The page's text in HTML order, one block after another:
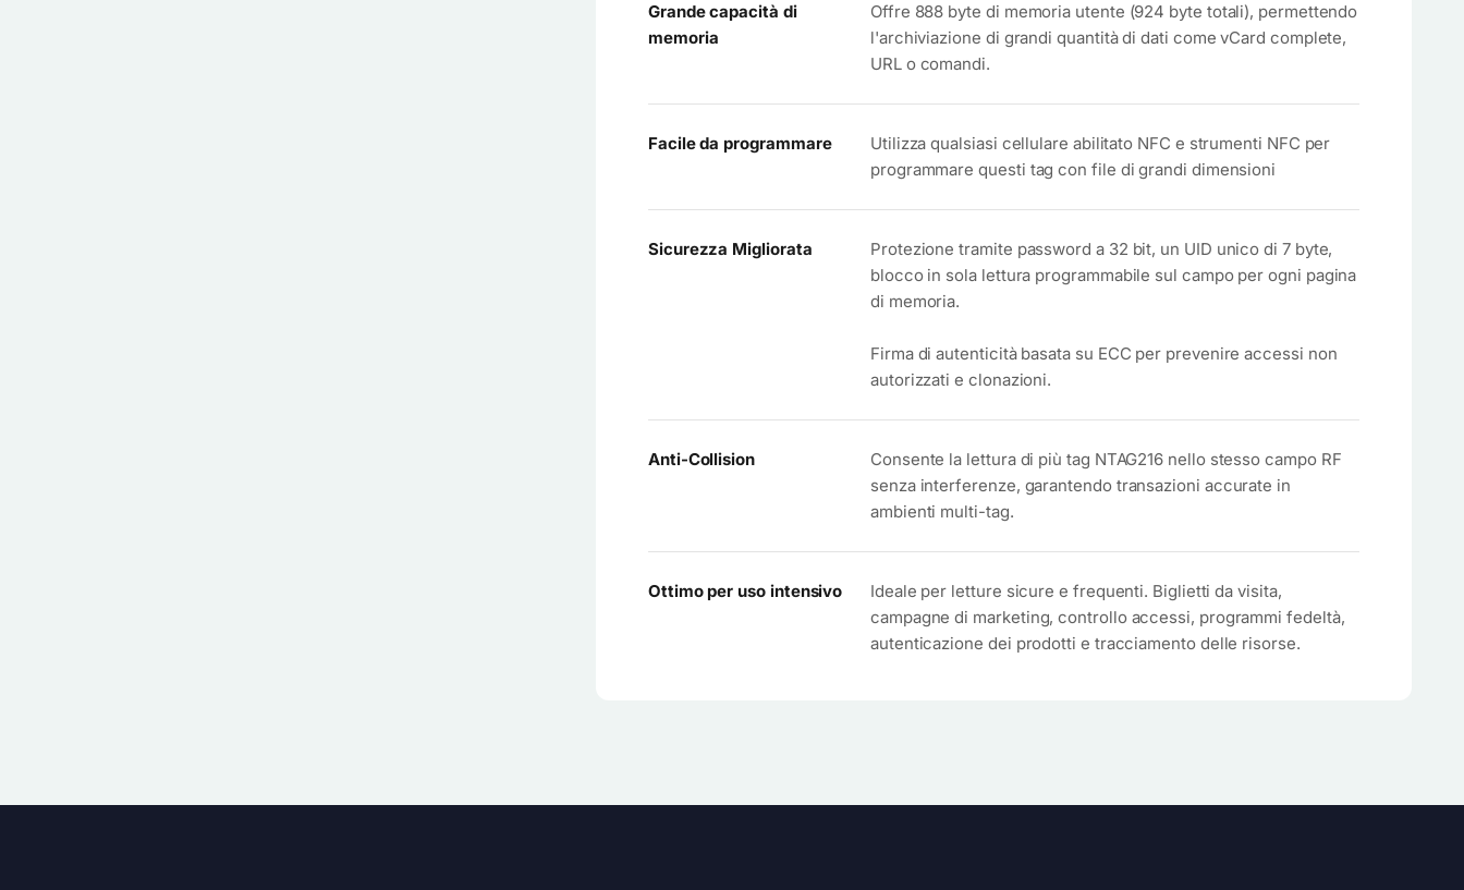
Grande capacità di
memoria
Offre 888 byte di memoria utente (924 byte totali), permettendo
l'archiviazione di grandi quantità di dati come vCard complete,
URL o comandi.
Facile da programmare
Utilizza qualsiasi cellulare abilitato NFC e strumenti NFC per
programmare questi tag con file di grandi dimensioni
Sicurezza Migliorata
Protezione tramite password a 32 bit, un UID unico di 7 byte,
blocco in sola lettura programmabile sul campo per ogni pagina
di memoria.
Firma di autenticità basata su ECC per prevenire accessi non
autorizzati e clonazioni.
Anti-Collision
Consente la lettura di più tag NTAG216 nello stesso campo RF
senza interferenze, garantendo transazioni accurate in
ambienti multi-tag.
Ottimo per uso intensivo
Ideale per letture sicure e frequenti. Biglietti da visita,
campagne di marketing, controllo accessi, programmi fedeltà,
autenticazione dei prodotti e tracciamento delle risorse.